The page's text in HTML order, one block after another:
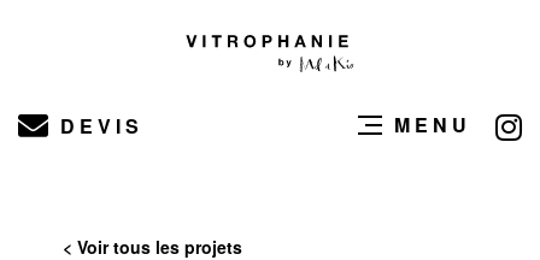
DEVIS MENU
< Voir tous les projets